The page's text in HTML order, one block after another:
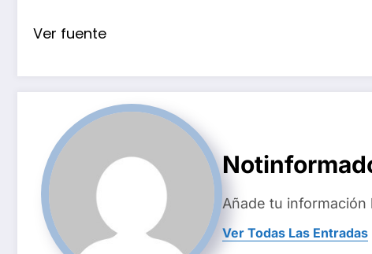
Ver fuente
Añade tu información
Ver Todas Las Entradas